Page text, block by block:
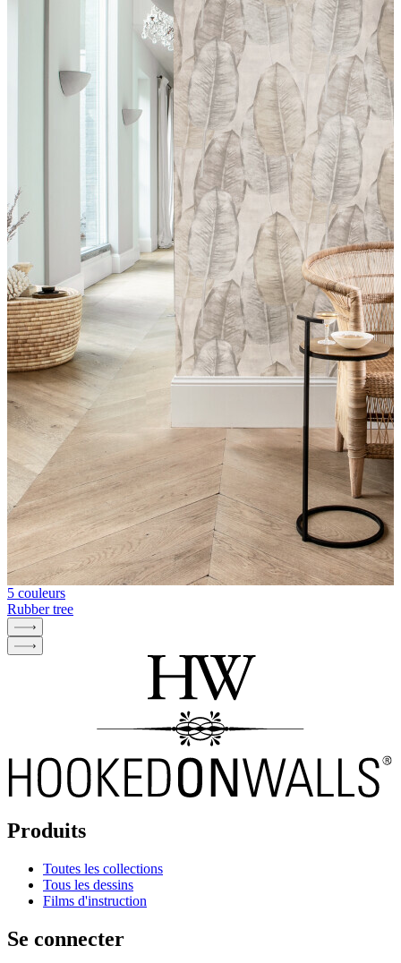
5 couleurs
Rubber tree
Produits
Toutes les collections
Tous les dessins
Films d'instruction
Se connecter